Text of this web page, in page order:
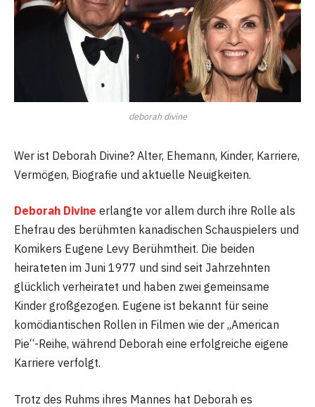
deborah divine
Wer ist Deborah Divine? Alter, Ehemann, Kinder, Karriere,
Vermögen, Biografie und aktuelle Neuigkeiten.
Deborah Divine erlangte vor allem durch ihre Rolle als
Ehefrau des berühmten kanadischen Schauspielers und
Komikers Eugene Levy Berühmtheit. Die beiden
heirateten im Juni 1977 und sind seit Jahrzehnten
glücklich verheiratet und haben zwei gemeinsame
Kinder großgezogen. Eugene ist bekannt für seine
komödiantischen Rollen in Filmen wie der „American
Pie“-Reihe, während Deborah eine erfolgreiche eigene
Karriere verfolgt.
Trotz des Ruhms ihres Mannes hat Deborah es